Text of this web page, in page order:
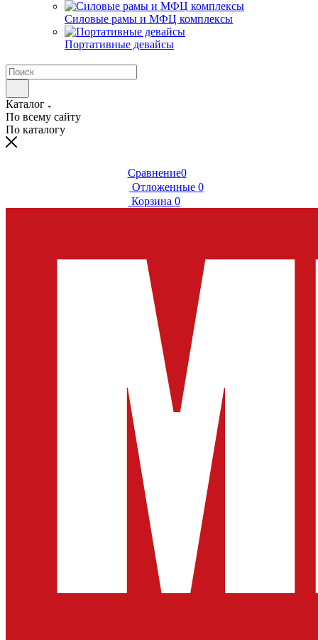
Силовые рамы и МФЦ комплексы
Портативные девайсы
Каталог
По всему сайту
По каталогу
Сравнение0
Отложенные 0
Корзина 0